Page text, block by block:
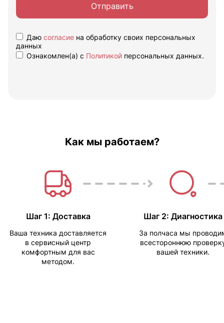
Отправить
Даю согласие на обработку своих персональных
данных
Ознакомлен(а) с Политикой персональных данных.
Как мы работаем?
Шаг 1: Доставка
Ваша техника доставляется
в сервисный центр
комфортным для вас
методом.
Шаг 2: Диагностика
За полчаса мы
всестороннюю
вашей техники.